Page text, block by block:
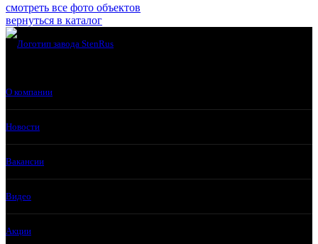
смотреть все фото объектов
вернуться в каталог
О компании
Новости
Вакансии
Видео
Акции